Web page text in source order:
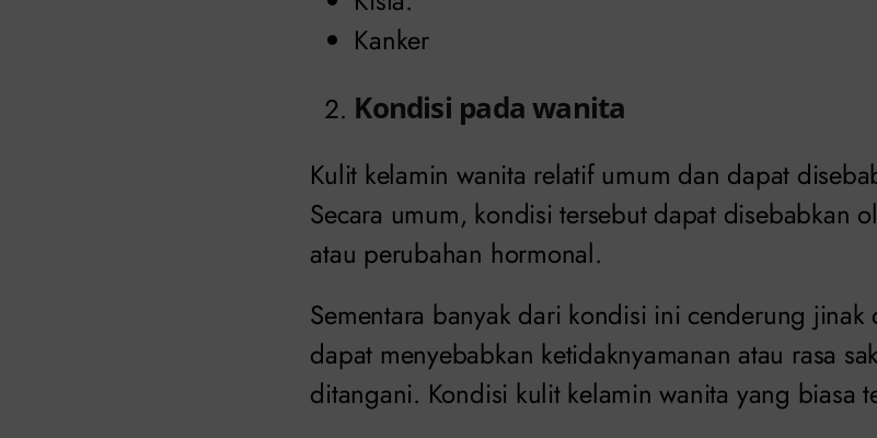
Kanker
Kondisi pada wanita
Kulit kelamin wanita relatif umum dan dapat
Secara umum, kondisi tersebut dapat disebabkan
atau perubahan hormonal.
Sementara banyak dari kondisi ini cenderung jinak
dapat menyebabkan ketidaknyamanan atau rasa
ditangani. Kondisi kulit kelamin wanita yang biasa